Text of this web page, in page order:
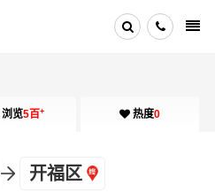
浏览5百+ 热度0
开福区